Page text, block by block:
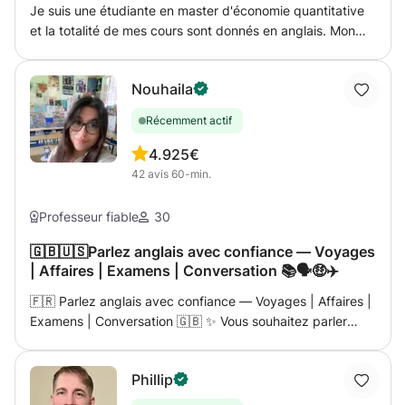
Je suis une étudiante en master d'économie quantitative
et la totalité de mes cours sont donnés en anglais. Mon
méthode de travail efficace pour le rendre autonome dans
la poursuite de ses études.
Nouhaila
Récemment actif
4.9
42 avis
25€
60-min.
Professeur fiable 30
🇬🇧🇺🇸Parlez anglais avec confiance — Voyages
| Affaires | Examens | Conversation 📚🗣️🤑✈️
🇫🇷 Parlez anglais avec confiance — Voyages | Affaires |
Examens | Conversation 🇬🇧 ✨ Vous souhaitez parler
suis une enseignante qualifiée et passionnée, avec
plusieurs années d’expérience dans l’enseignement des
Phillip